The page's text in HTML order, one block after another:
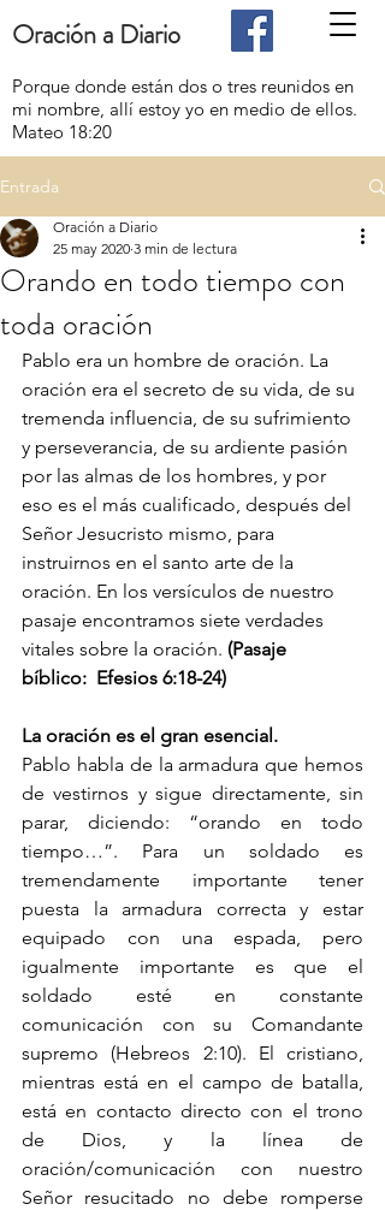
Oración a Diario
Porque donde están dos o tres reunidos en
mi nombre, allí estoy yo en medio de ellos.
Mateo 18:20
Entrada
Orando en todo tiempo con
toda oración
Oración a Diario
25 may 2020 3 min de lectura
Pablo era un hombre de oración. La
oración era el secreto de su vida, de su
tremenda influencia, de su sufrimiento
y perseverancia, de su ardiente pasión
por las almas de los hombres, y por
eso es el más cualificado, después del
Señor Jesucristo mismo, para
instruirnos en el santo arte de la
oración. En los versículos de nuestro
pasaje encontramos siete verdades
vitales sobre la oración. (Pasaje
bíblico:  Efesios 6:18-24)
La oración es el gran esencial.
Pablo habla de la armadura que hemos
de vestirnos y sigue directamente, sin
parar, diciendo: “orando en todo
tiempo…”. Para un soldado es
tremendamente importante tener
puesta la armadura correcta y estar
equipado con una espada, pero
igualmente importante es que el
soldado esté en constante
comunicación con su Comandante
supremo (Hebreos 2:10). El cristiano,
mientras está en el campo de batalla,
está en contacto directo con el trono
de Dios, y la línea de
oración/comunicación con nuestro
Señor resucitado no debe romperse